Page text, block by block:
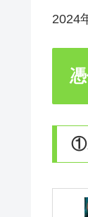
2024
①